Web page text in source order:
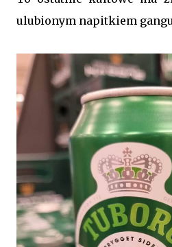
ulubionym napitkiem